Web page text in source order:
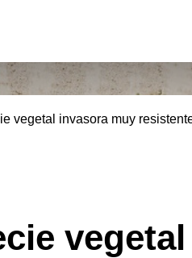
vegetal invasora muy